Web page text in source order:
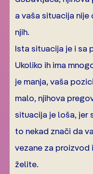
a vaša situacija
njih.
Ista situacija je i sa
Ukoliko ih ima
je manja, vaša
malo, njihova
situacija je loša, jer
to nekad znači da
vezane za proizvod
želite.